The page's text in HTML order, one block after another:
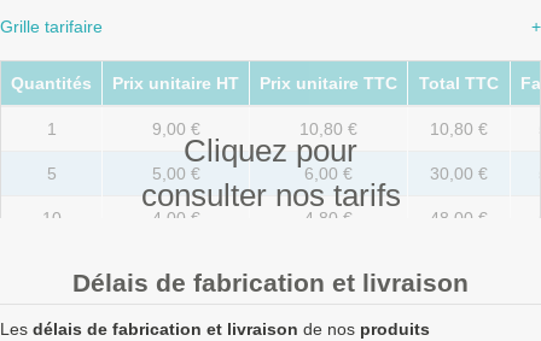
Grille tarifaire +
Cliquez pour
consulter nos tarifs
Quantités Prix unitaire HT Prix unitaire TTC Total TTC
1 9,00 € 10,80 € 10,80 €
5 5,00 € 6,00 € 30,00 €
10 4,00 € 4,80 € 48,00 €
Délais de fabrication et livraison
Les délais de fabrication et livraison de nos produits